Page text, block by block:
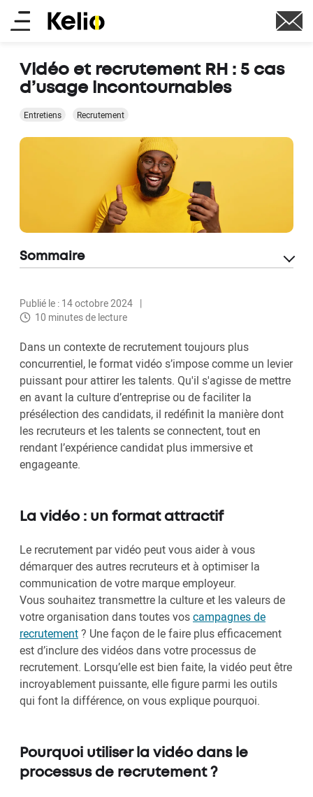
Aller
au
principal
Main
Vidéo et recrutement RH : 5 cas
d’usage incontournables
Entretiens Recrutement
Publié le : 14 octobre 2024
10 minutes de lecture
Dans un contexte de recrutement toujours plus
concurrentiel, le format vidéo s’impose comme un levier
puissant pour attirer les talents. Qu'il s'agisse de mettre
en avant la culture d’entreprise ou de faciliter la
présélection des candidats, il redéfinit la manière dont
les recruteurs et les talents se connectent, tout en
rendant l’expérience candidat plus immersive et
engageante.
La vidéo : un format attractif
Le recrutement par vidéo peut vous aider à vous
démarquer des autres recruteurs et à optimiser la
communication de votre marque employeur.
Vous souhaitez transmettre la culture et les valeurs de
votre organisation dans toutes voscampagnes de
recrutement? Une façon de le faire plus efficacement
est d’inclure des vidéos dans votre processus de
recrutement. Lorsqu’elle est bien faite, la vidéo peut être
incroyablement puissante, elle figure parmi les outils
qui font la différence, on vous explique pourquoi.
Pourquoi utiliser la vidéo dans le
processus de recrutement ?
Sommaire